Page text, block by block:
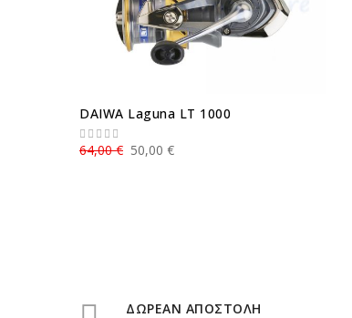
DAIWA Laguna LT 1000
50,00 €
64,00 €
ΔΩΡΕΑΝ ΑΠΟΣΤΟΛΗ